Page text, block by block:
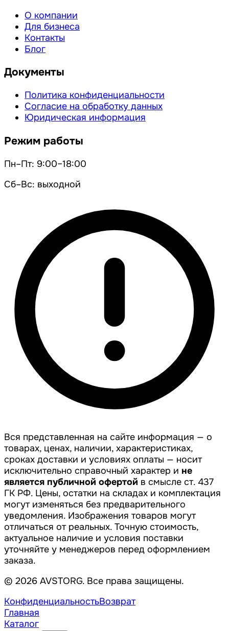
О компании
Для бизнеса
Контакты
Блог
Документы
Политика конфиденциальности
Согласие на обработку данных
Юридическая информация
Режим работы
Пн–Пт: 9:00–18:00
Сб–Вс: выходной
Вся представленная на сайте информация — о
товарах, ценах, наличии, характеристиках,
сроках доставки и условиях оплаты — носит
исключительно справочный характер и не
является публичной офертой в смысле ст. 437
ГК РФ. Цены, остатки на складах и комплектация
могут изменяться без предварительного
уведомления. Изображения товаров могут
отличаться от реальных. Точную стоимость,
актуальное наличие и условия поставки
уточняйте у менеджеров перед оформлением
заказа.
© 2026 AVSTORG. Все права защищены.
КонфиденциальностьВозврат
Главная
Каталог